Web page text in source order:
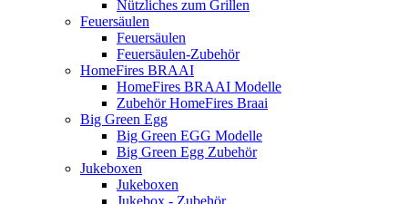
Nützliches zum Grillen
Feuersäulen
Feuersäulen
Feuersäulen-Zubehör
HomeFires BRAAI
HomeFires BRAAI Modelle
Zubehör HomeFires Braai
Big Green Egg
Big Green EGG Modelle
Big Green Egg Zubehör
Jukeboxen
Jukeboxen
Jukebox - Zubehör